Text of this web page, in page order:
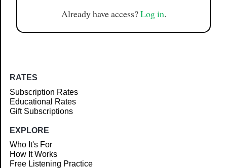
Already have access?Log in.
RATES
Subscription Rates
Educational Rates
Gift Subscriptions
EXPLORE
Who It's For
How It Works
Free Listening Practice